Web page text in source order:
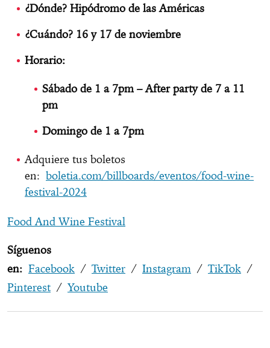
¿Dónde? Hipódromo de las Américas
¿Cuándo? 16 y 17 de noviembre
Horario:
Sábado de 1 a 7pm – After party de 7 a 11
pm
Domingo de 1 a 7pm
Adquiere tus boletos
en: boletia.com/billboards/eventos/food-wine-
festival-2024
Food And Wine Festival
Síguenos
en: Facebook / Twitter / Instagram / TikTok /
Pinterest / Youtube